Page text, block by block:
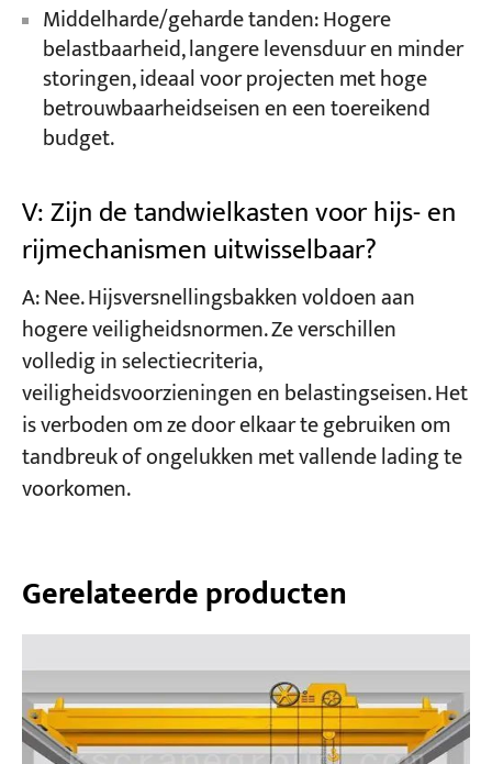
Middelharde/geharde tanden: Hogere
belastbaarheid, langere levensduur en minder
storingen, ideaal voor projecten met hoge
betrouwbaarheidseisen en een toereikend
budget.
V: Zijn de tandwielkasten voor hijs- en
rijmechanismen uitwisselbaar?
A: Nee. Hijsversnellingsbakken voldoen aan
hogere veiligheidsnormen. Ze verschillen
volledig in selectiecriteria,
veiligheidsvoorzieningen en belastingseisen. Het
is verboden om ze door elkaar te gebruiken om
tandbreuk of ongelukken met vallende lading te
voorkomen.
Gerelateerde producten